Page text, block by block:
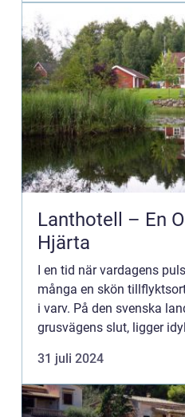
Lanthotell – En
Hjärta
I en tid när vardagens
många en skön
i varv. På den svenska
grusvägens slut, ligger
31 juli 2024